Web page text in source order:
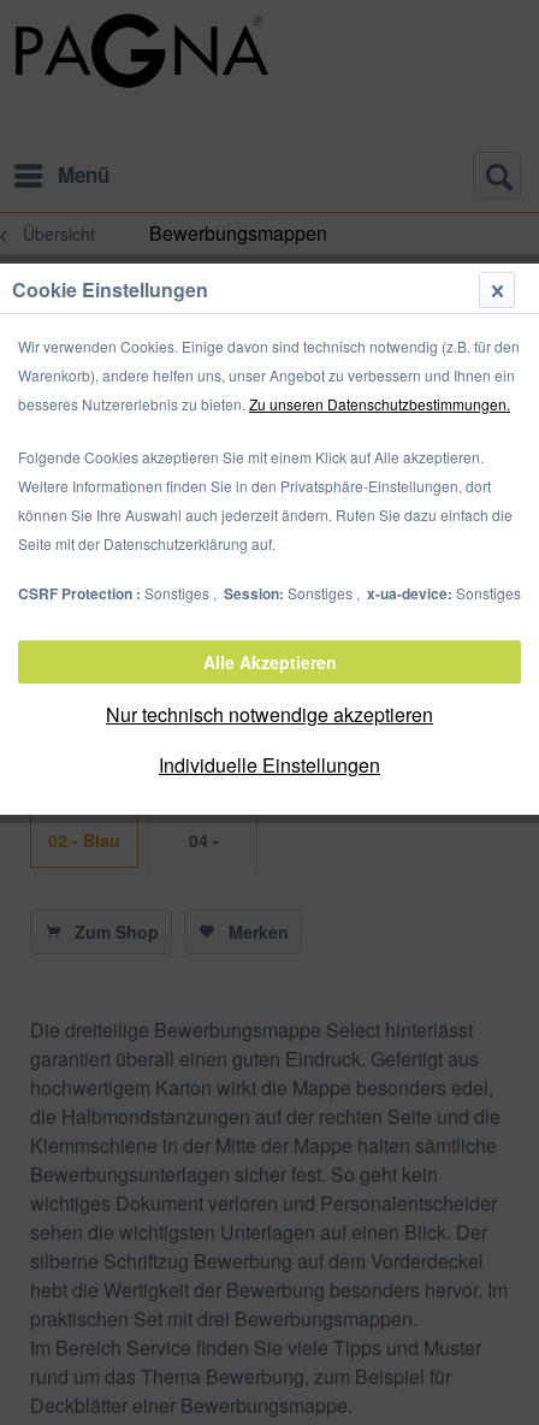
Menü
Übersicht Bewerbungsmappen
Basic Bewerbungsset Select
Artikel-Nr.:
22016-02
Verpackungseinheit: 20 Stück
02 - Blau
04 -
Zum Shop
Merken
Die dreiteilige Bewerbungsmappe Select hinterlässt
garantiert überall einen guten Eindruck. Gefertigt aus
hochwertigem Karton wirkt die Mappe besonders edel,
die Halbmondstanzungen auf der rechten Seite und die
Klemmschiene in der Mitte der Mappe halten sämtliche
Bewerbungsunterlagen sicher fest. So geht kein
wichtiges Dokument verloren und Personalentscheider
sehen die wichtigsten Unterlagen auf einen Blick. Der
silberne Schriftzug Bewerbung auf dem Vorderdeckel
hebt die Wertigkeit der Bewerbung besonders hervor. Im
praktischen Set mit drei Bewerbungsmappen.
Im Bereich Service finden Sie viele Tipps und Muster
rund um das Thema Bewerbung, zum Beispiel für
Deckblätter einer Bewerbungsmappe.
Cookie Einstellungen
Wir verwenden Cookies. Einige davon sind technisch notwendig (z.B. für den
Warenkorb), andere helfen uns, unser Angebot zu verbessern und Ihnen ein
besseres Nutzererlebnis zu bieten. Zu unseren Datenschutzbestimmungen.
Folgende Cookies akzeptieren Sie mit einem Klick auf Alle akzeptieren.
Weitere Informationen finden Sie in den Privatsphäre-Einstellungen, dort
können Sie Ihre Auswahl auch jederzeit ändern. Rufen Sie dazu einfach die
Seite mit der Datenschutzerklärung auf.
CSRF Protection : Sonstiges , Session: Sonstiges , x-ua-device: Sonstiges
Individuelle Einstellungen
Nur technisch notwendige akzeptieren
Alle Akzeptieren